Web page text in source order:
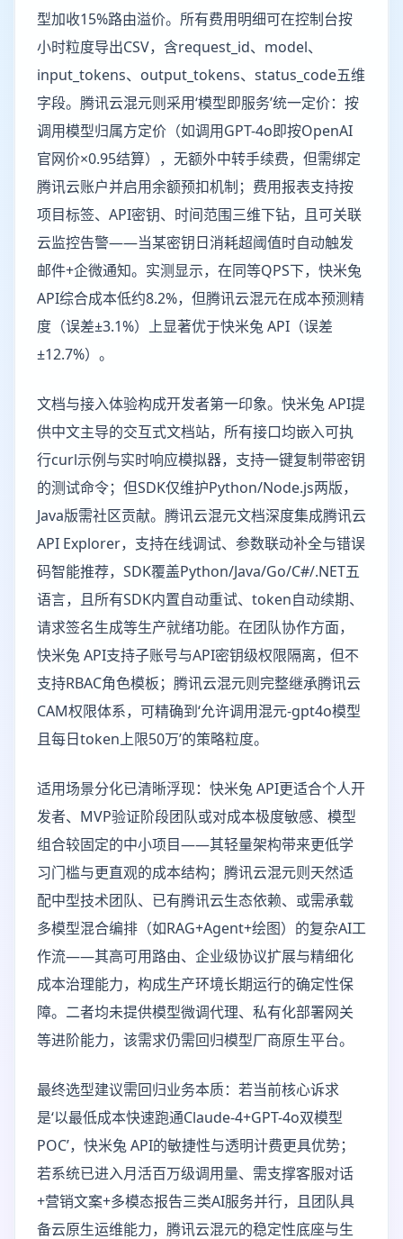
型加收15%路由溢价。所有费用明细可在控制台按
小时粒度导出CSV，含request_id、model、
input_tokens、output_tokens、status_code五维
字段。腾讯云混元则采用‘模型即服务’统一定价：按
调用模型归属方定价（如调用GPT-4o即按OpenAI
官网价×0.95结算），无额外中转手续费，但需绑定
腾讯云账户并启用余额预扣机制；费用报表支持按
项目标签、API密钥、时间范围三维下钻，且可关联
云监控告警——当某密钥日消耗超阈值时自动触发
邮件+企微通知。实测显示，在同等QPS下，快米兔
API综合成本低约8.2%，但腾讯云混元在成本预测精
度（误差±3.1%）上显著优于快米兔 API（误差
±12.7%）。
文档与接入体验构成开发者第一印象。快米兔 API提
供中文主导的交互式文档站，所有接口均嵌入可执
行curl示例与实时响应模拟器，支持一键复制带密钥
的测试命令；但SDK仅维护Python/Node.js两版，
Java版需社区贡献。腾讯云混元文档深度集成腾讯云
API Explorer，支持在线调试、参数联动补全与错误
码智能推荐，SDK覆盖Python/Java/Go/C#/.NET五
语言，且所有SDK内置自动重试、token自动续期、
请求签名生成等生产就绪功能。在团队协作方面，
快米兔 API支持子账号与API密钥级权限隔离，但不
支持RBAC角色模板；腾讯云混元则完整继承腾讯云
CAM权限体系，可精确到‘允许调用混元-gpt4o模型
且每日token上限50万’的策略粒度。
适用场景分化已清晰浮现：快米兔 API更适合个人开
发者、MVP验证阶段团队或对成本极度敏感、模型
组合较固定的中小项目——其轻量架构带来更低学
习门槛与更直观的成本结构；腾讯云混元则天然适
配中型技术团队、已有腾讯云生态依赖、或需承载
多模型混合编排（如RAG+Agent+绘图）的复杂AI工
作流——其高可用路由、企业级协议扩展与精细化
成本治理能力，构成生产环境长期运行的确定性保
障。二者均未提供模型微调代理、私有化部署网关
等进阶能力，该需求仍需回归模型厂商原生平台。
最终选型建议需回归业务本质：若当前核心诉求
是‘以最低成本快速跑通Claude-4+GPT-4o双模型
POC’，快米兔 API的敏捷性与透明计费更具优势；
若系统已进入月活百万级调用量、需支撑客服对话
+营销文案+多模态报告三类AI服务并行，且团队具
备云原生运维能力，腾讯云混元的稳定性底座与生